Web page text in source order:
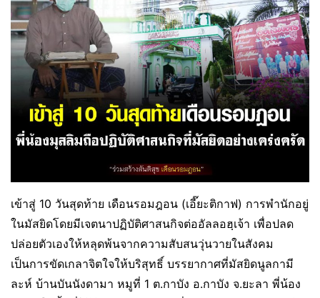
เข้าสู่ 10 วันสุดท้าย เดือนรอมฎอน (เอี๊ยะติกาฟ) การพำนักอยู่
ในมัสยิดโดยมีเจตนาปฏิบัติศาสนกิจต่ออัลลอฮฺเจ้า เพื่อปลด
ปล่อยตัวเองให้หลุดพ้นจากความสับสนวุ่นวายในสังคม
เป็นการขัดเกลาจิตใจให้บริสุทธิ์ บรรยากาศที่มัสยิดนูลกามี
ละห์ บ้านบันนังดามา หมูที่ 1 ต.กาบัง อ.กาบัง จ.ยะลา พี่น้อง